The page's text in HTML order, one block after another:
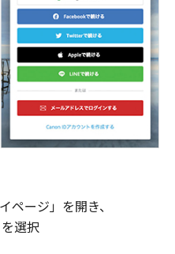
ページ」を開き、
選択